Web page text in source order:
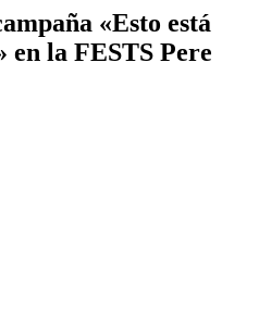
«Esto está
en la FESTS Pere